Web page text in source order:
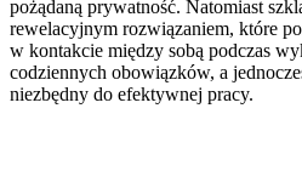
pożądaną prywatność. Natomiast
rewelacyjnym rozwiązaniem, które
w kontakcie między sobą podczas
codziennych obowiązków, a
niezbędny do efektywnej pracy.